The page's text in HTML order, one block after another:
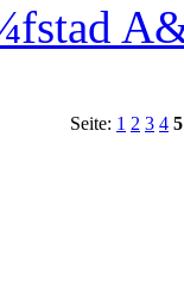
Seite: 1 2 3 4 5